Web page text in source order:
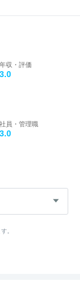
年収・評価
3.0
社員・管理職
3.0
。